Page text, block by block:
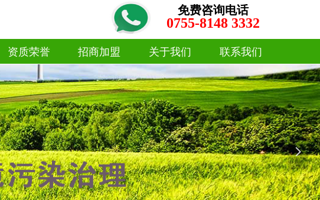
资质荣誉
资质荣誉
招商加盟
招商加盟
关于我们
关于我们
联系我们
联系我们
免费咨询电话
0755-8148 3332
넲